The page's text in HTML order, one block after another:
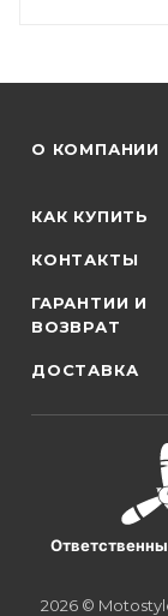
О КОМПАНИИ
КАК КУПИТЬ
КОНТАКТЫ
ГАРАНТИИ И
ВОЗВРАТ
ДОСТАВКА
2026 ©